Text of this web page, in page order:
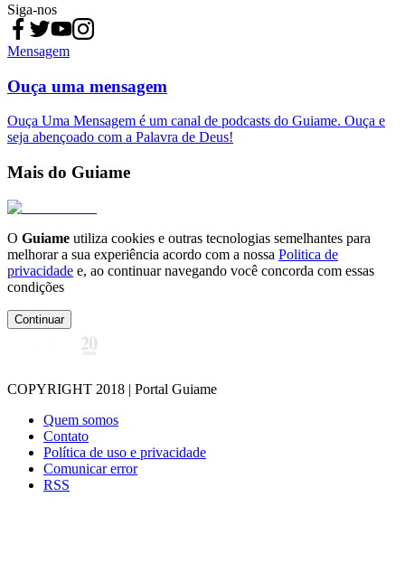
Siga-nos
Mensagem
Ouça uma mensagem
Ouça Uma Mensagem é um canal de podcasts do Guiame. Ouça e
seja abençoado com a Palavra de Deus!
Mais do Guiame
O Guiame utiliza cookies e outras tecnologias semelhantes para
melhorar a sua experiência acordo com a nossa Politica de
privacidade e, ao continuar navegando você concorda com essas
condições
Continuar
COPYRIGHT 2018 | Portal Guiame
Quem somos
Contato
Política de uso e privacidade
Comunicar error
RSS